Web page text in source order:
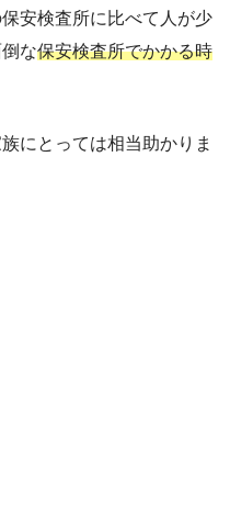
安検査所に比べて人が少
な保安検査所でかかる時
にとっては相当助かりま